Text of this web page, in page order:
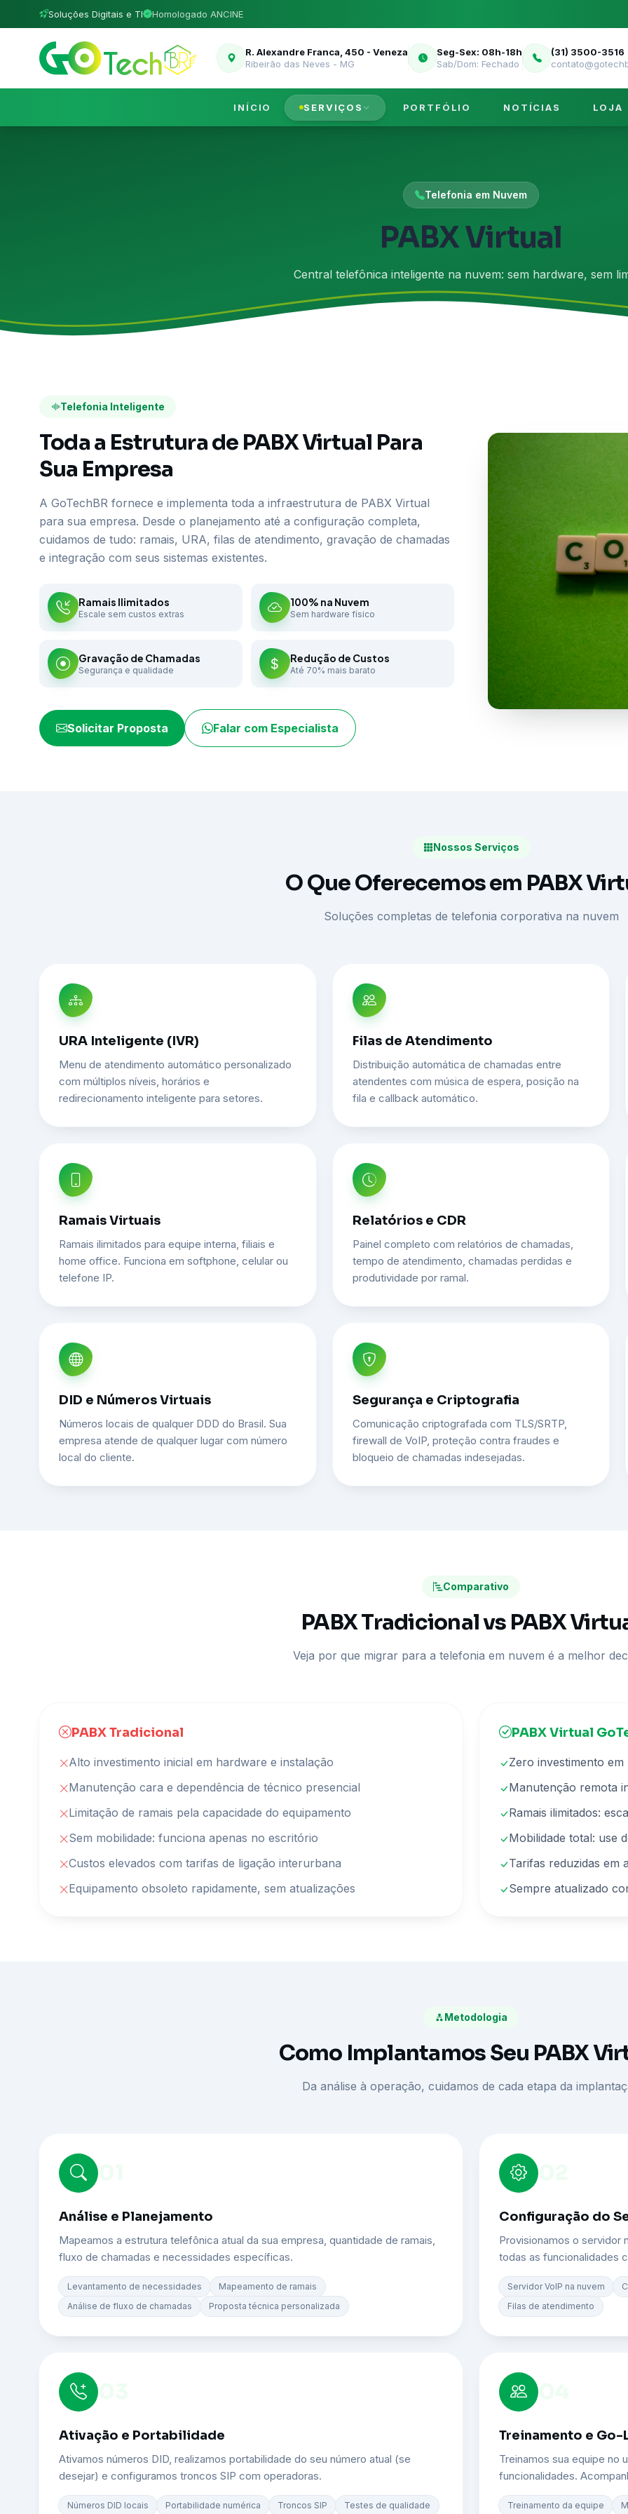
Soluções Digitais e TI Homologado ANCINE
R. Alexandre Franca, 450 - Veneza
Ribeirão das Neves - MG
Seg-Sex: 08h-18h
Sab/Dom: Fechado
(31) 3500-3516
INÍCIO SERVIÇOS PORTFÓLIO NOTÍCIAS LOJA
Telefonia em Nuvem
PABX Virtual
Central telefônica inteligente na nuvem: sem hardware, sem
Telefonia Inteligente
Toda a Estrutura de PABX Virtual Para
Sua Empresa
A GoTechBR fornece e implementa toda a infraestrutura de PABX Virtual
para sua empresa. Desde o planejamento até a configuração completa,
cuidamos de tudo: ramais, URA, filas de atendimento, gravação de chamadas
e integração com seus sistemas existentes.
Ramais Ilimitados
Escale sem custos extras
100% na Nuvem
Sem hardware físico
Gravação de Chamadas
Segurança e qualidade
Redução de Custos
Até 70% mais barato
Solicitar Proposta Falar com Especialista
Nossos Serviços
O Que Oferecemos em PABX
Soluções completas de telefonia corporativa na nuvem
URA Inteligente (IVR)
Menu de atendimento automático personalizado
com múltiplos níveis, horários e
redirecionamento inteligente para setores.
Filas de Atendimento
Distribuição automática de chamadas entre
atendentes com música de espera, posição na
fila e callback automático.
Ramais Virtuais
Ramais ilimitados para equipe interna, filiais e
home office. Funciona em softphone, celular ou
telefone IP.
Relatórios e CDR
Painel completo com relatórios de chamadas,
tempo de atendimento, chamadas perdidas e
produtividade por ramal.
DID e Números Virtuais
Números locais de qualquer DDD do Brasil. Sua
empresa atende de qualquer lugar com número
local do cliente.
Segurança e Criptografia
Comunicação criptografada com TLS/SRTP,
firewall de VoIP, proteção contra fraudes e
bloqueio de chamadas indesejadas.
Comparativo
PABX Tradicional vs PABX
Veja por que migrar para a telefonia em nuvem é a melhor
PABX Tradicional
Alto investimento inicial em hardware e instalação
Manutenção cara e dependência de técnico presencial
Limitação de ramais pela capacidade do equipamento
Sem mobilidade: funciona apenas no escritório
Custos elevados com tarifas de ligação interurbana
Equipamento obsoleto rapidamente, sem atualizações
PABX Virtual
Zero investimento
Manutenção remota
Ramais ilimitados:
Mobilidade total: use
Tarifas reduzidas em
Sempre atualizado
Metodologia
Como Implantamos Seu PABX
Da análise à operação, cuidamos de cada etapa da
Análise e Planejamento
Mapeamos a estrutura telefônica atual da sua empresa, quantidade de ramais,
fluxo de chamadas e necessidades específicas.
Levantamento de necessidades
Mapeamento de ramais
Análise de fluxo de chamadas
Proposta técnica personalizada
Configuração do
Provisionamos o servidor
todas as funcionalidades
Servidor VoIP na nuvem
Filas de atendimento
Ativação e Portabilidade
Ativamos números DID, realizamos portabilidade do seu número atual (se
desejar) e configuramos troncos SIP com operadoras.
Números DID locais Portabilidade numérica Troncos SIP Testes de qualidade
Treinamento e Go-
Treinamos sua equipe no
funcionalidades.
Treinamento da equipe